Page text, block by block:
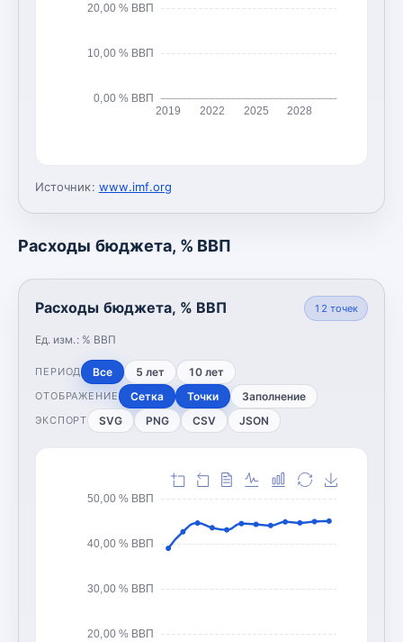
0,00 % ВВП
10,00 % ВВП
20,00 % ВВП
2019 2022 2025 2028
Источник: www.imf.org
Расходы бюджета, % ВВП
Расходы бюджета, % ВВП
Ед. изм.: % ВВП
12 точек
ПЕРИОД Все 5 лет 10 лет
ОТОБРАЖЕНИЕ Сетка Точки Заполнение
ЭКСПОРТ SVG PNG CSV JSON
20,00 % ВВП
30,00 % ВВП
40,00 % ВВП
50,00 % ВВП